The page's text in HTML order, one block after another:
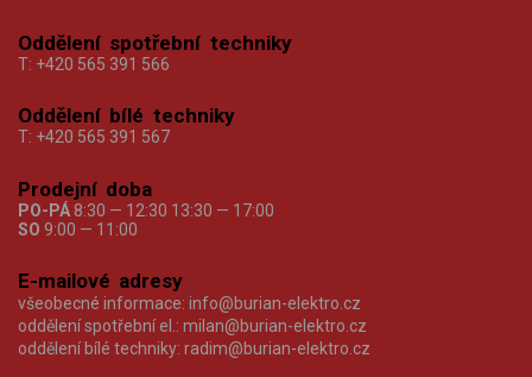
Oddělení spotřební techniky
T: +420 565 391 566
Oddělení bílé techniky
T: +420 565 391 567
Prodejní doba
PO-PÁ 8:30 — 12:30 13:30 — 17:00
SO 9:00 — 11:00
E-mailové adresy
všeobecné informace: info@burian-elektro.cz
oddělení spotřební el.: milan@burian-elektro.cz
oddělení bílé techniky: radim@burian-elektro.cz